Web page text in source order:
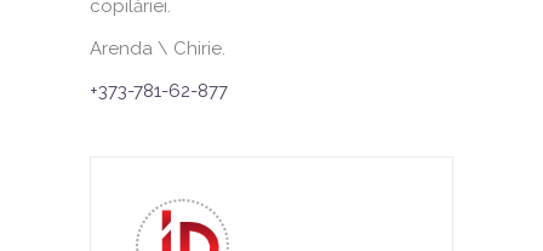
copilăriei.
Arenda \ Chirie.
+373-781-62-877